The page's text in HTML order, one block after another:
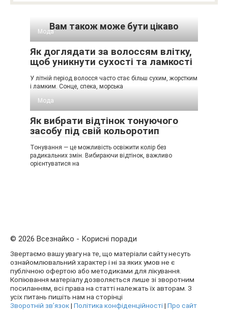
Вам також може бути цікаво
Мода
Як доглядати за волоссям влітку,
щоб уникнути сухості та ламкості
У літній період волосся часто стає більш сухим, жорстким
і ламким. Сонце, спека, морська
Мода
Як вибрати відтінок тонуючого
засобу під свій кольоротип
Тонування — це можливість освіжити колір без
радикальних змін. Вибираючи відтінок, важливо
орієнтуватися на
© 2026 Всезнайко - Корисні поради
Звертаємо вашу увагу на те, що матеріали сайту несуть
ознайомлювальний характер і ні за яких умов не є
публічною офертою або методиками для лікування.
Копіювання матеріалу дозволяється лише зі зворотним
посиланням, всі права на статті належать їх авторам. З
усіх питань пишіть нам на сторінці
Зворотній зв’язок| Політика конфіденційності| Про сайт